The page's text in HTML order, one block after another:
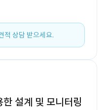
적 상담 받으세요.
설계 및 모니터링